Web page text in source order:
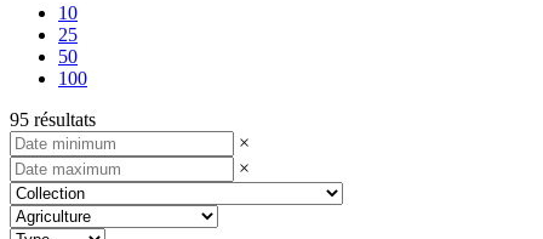
10
25
50
100
95 résultats
×
×